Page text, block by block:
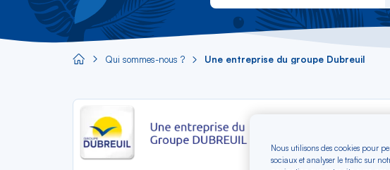
Aircaraibes.comQui sommes-nous ? Une entreprise du groupe Dubreuil
En 2000, lorsque
Airlines) à Air
Nous utilisons des cookies pour
sociaux et analyser le trafic sur